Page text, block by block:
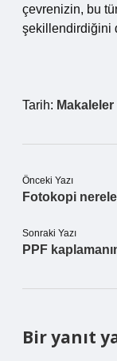
çevrenizin, bu tür
şekillendirdiğini
Tarih: Makaleler
Önceki Yazı
Fotokopi
Sonraki Yazı
PPF
Bir yanıt